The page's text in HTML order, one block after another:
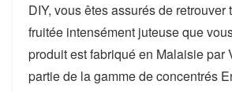
DIY, vous êtes assurés de retrouver
fruitée intensément juteuse que
produit est fabriqué en Malaisie par
partie de la gamme de concentrés